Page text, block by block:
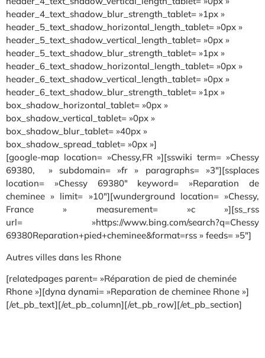
header_4_text_shadow_blur_strength_tablet= »1px »
header_5_text_shadow_horizontal_length_tablet= »0px »
header_5_text_shadow_vertical_length_tablet= »0px »
header_5_text_shadow_blur_strength_tablet= »1px »
header_6_text_shadow_horizontal_length_tablet= »0px »
header_6_text_shadow_vertical_length_tablet= »0px »
header_6_text_shadow_blur_strength_tablet= »1px »
box_shadow_horizontal_tablet= »0px »
box_shadow_vertical_tablet= »0px »
box_shadow_blur_tablet= »40px »
box_shadow_spread_tablet= »0px »]
[google-map location= »Chessy,FR »][sswiki term= »Chessy
69380, » subdomain= »fr » paragraphs= »3″][ssplaces
location= »Chessy 69380″ keyword= »Reparation de
cheminee » limit= »10″][wunderground location= »Chessy,
France » measurement= »c »][ss_rss
url= »https://www.bing.com/search?q=Chessy
69380Reparation+pied+cheminee&format=rss » feeds= »5″]
Autres villes dans les Rhone
[relatedpages parent= »Réparation de pied de cheminée
Rhone »][dyna dynami= »Reparation de cheminee Rhone »]
[/et_pb_text][/et_pb_column][/et_pb_row][/et_pb_section]